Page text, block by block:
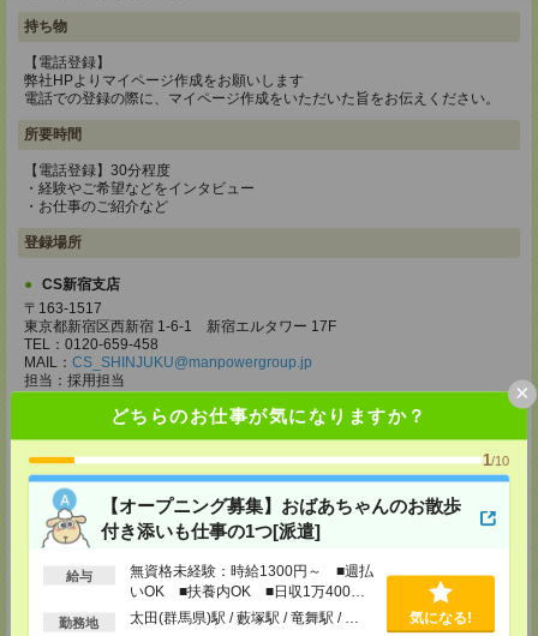
どちらのお仕事が気になりますか？
1/10
【オープニング募集】おばあちゃんのお散歩
付き添いも仕事の1つ[派遣]
給与
無資格未経験：時給1300円～ ■週払
いOK ■扶養内OK ■日収1万400円
以上
勤務地 太田(群馬県)駅 / 藪塚駅 / 竜舞駅 / … 気になる!
×
持ち物
【電話登録】
弊社HPよりマイページ作成をお願いします
電話での登録の際に、マイページ作成をいただいた旨をお伝えください。
所要時間
【電話登録】30分程度
・経験やご希望などをインタビュー
・お仕事のご紹介など
登録場所
CS新宿支店
〒163-1517
東京都新宿区西新宿 1-6-1 新宿エルタワー 17F
TEL：0120-659-458
MAIL： CS_SHINJUKU@manpowergroup.jp
担当：採用担当
CS立川支店
〒190-0012
東京都立川市曙町2-34-7 ファーレイーストビル 8F
TEL：0120-659-460
MAIL：CS_TACHIKAWA@manpowergroup.jp
担当：採用担当
CS横浜支店
〒220-8136
神奈川県横浜市西区みなとみらい 2-2-1 横浜ランドマークタワー36F
TEL：0120-659-459
MAIL：CS_YOKOHAMA@manpowergroup.jp